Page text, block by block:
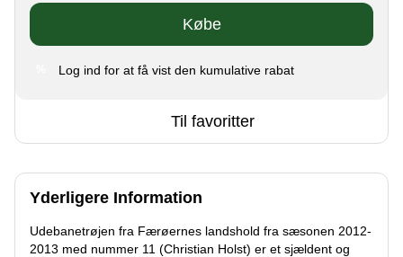
Købe
Log ind for at få vist den kumulative rabat
Til favoritter
Yderligere Information
Udebanetrøjen fra Færøernes landshold fra sæsonen 2012-
2013 med nummer 11 (Christian Holst) er et sjældent og